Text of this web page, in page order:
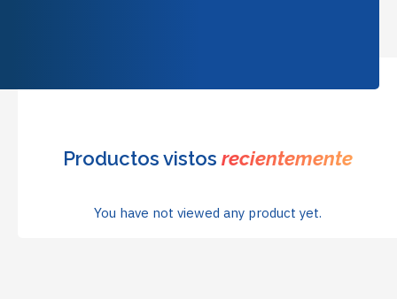
Productos vistos recientemente
You have not viewed any product yet.